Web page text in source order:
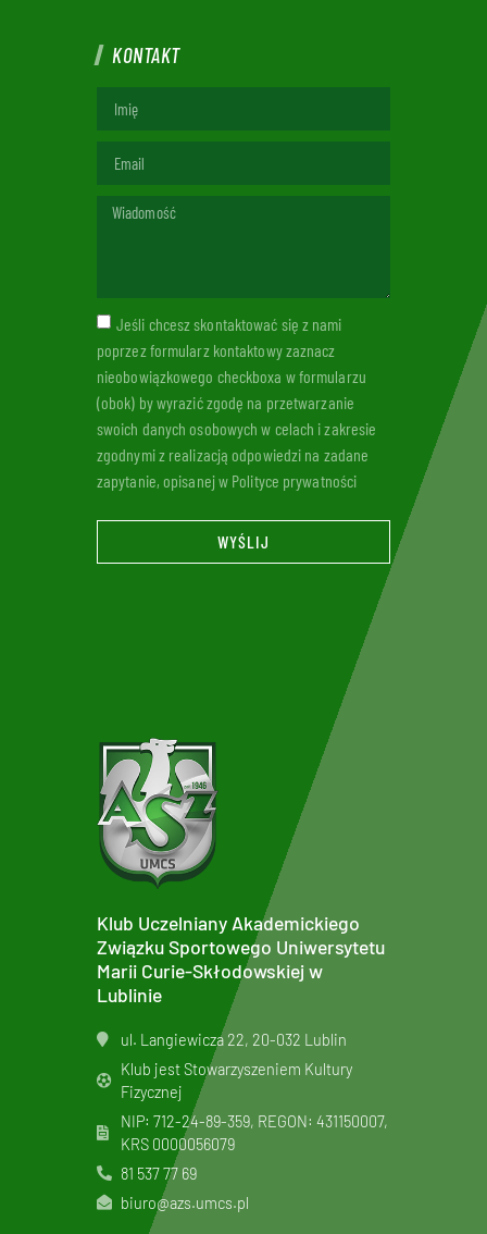
KONTAKT
Jeśli chcesz skontaktować się z nami
poprzez formularz kontaktowy zaznacz
nieobowiązkowego checkboxa w formularzu
(obok) by wyrazić zgodę na przetwarzanie
swoich danych osobowych w celach i zakresie
zgodnymi z realizacją odpowiedzi na zadane
zapytanie, opisanej w Polityce prywatności
WYŚLIJ
Klub Uczelniany Akademickiego
Związku Sportowego Uniwersytetu
Marii Curie-Skłodowskiej w
Lublinie
ul. Langiewicza 22, 20-032 Lublin
Klub jest Stowarzyszeniem Kultury
Fizycznej
NIP: 712-24-89-359, REGON: 431150007,
KRS 0000056079
81 537 77 69
biuro@azs.umcs.pl